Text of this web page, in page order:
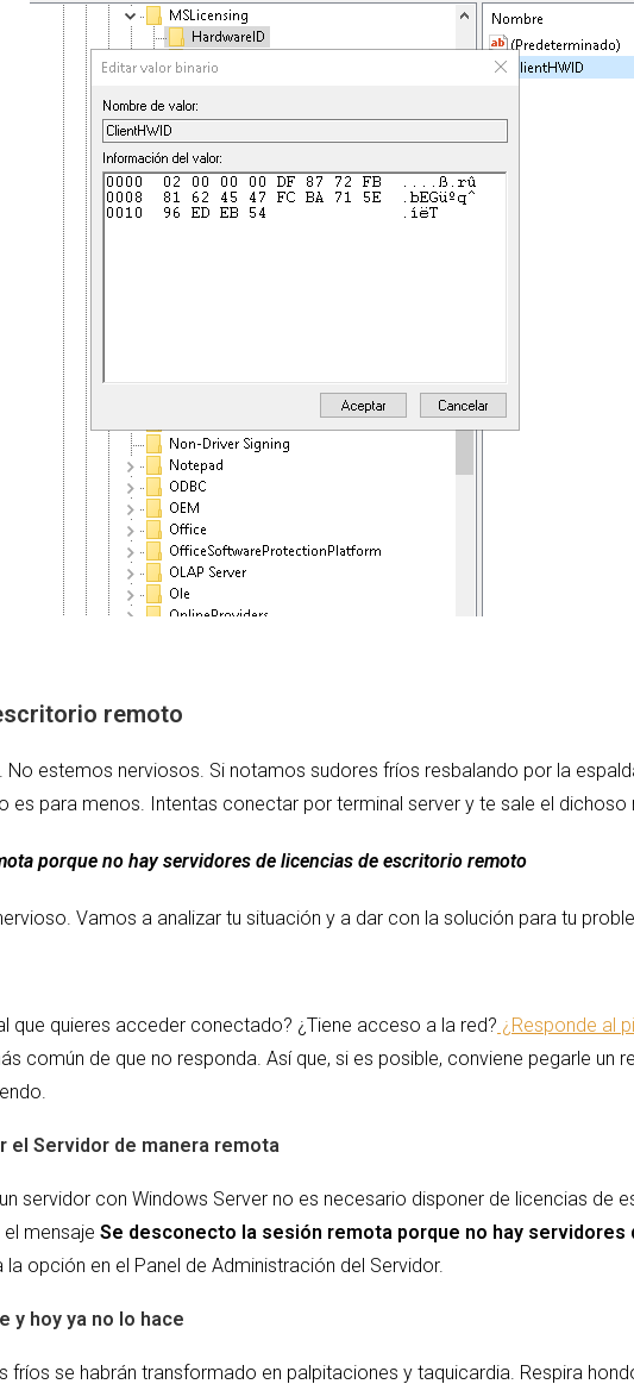
remoto
estemos nerviosos. Si notamos sudores fríos resbalando por la
es para menos. Intentas conectar por terminal server y te sale el dichoso
porque no hay servidores de licencias de escritorio remoto
Vamos a analizar tu situación y a dar con la solución para tu
que quieres acceder conectado? ¿Tiene acceso a la red? ¿Responde al
común de que no responda. Así que, si es posible, conviene pegarle un
el Servidor de manera remota
servidor con Windows Server no es necesario disponer de licencias
mensaje Se desconecto la sesión remota porque no hay
opción en el Panel de Administración del Servidor.
y hoy ya no lo hace
fríos se habrán transformado en palpitaciones y taquicardia. Respira